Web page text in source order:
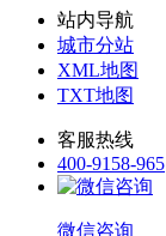
站内导航
城市分站
XML地图
TXT地图
客服热线
400-9158-965
微信咨询